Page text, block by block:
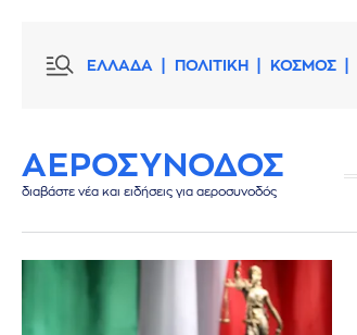
ΕΛΛΑΔΑ ΠΟΛΙΤΙΚΗ ΚΟΣΜΟΣ
ΑΕΡΟΣΥΝΟΔΟΣ
διαβάστε νέα και ειδήσεις για αεροσυνοδός